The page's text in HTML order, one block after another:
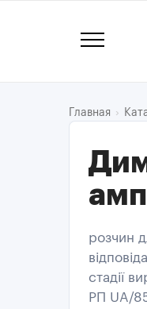
Главная
розчин
стадії
РП UA/